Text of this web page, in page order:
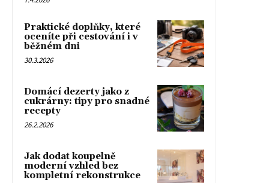
Praktické doplňky, které
oceníte při cestování i v
běžném dni
30.3.2026
Domácí dezerty jako z
cukrárny: tipy pro snadné
recepty
26.2.2026
Jak dodat koupelně
moderní vzhled bez
kompletní rekonstrukce